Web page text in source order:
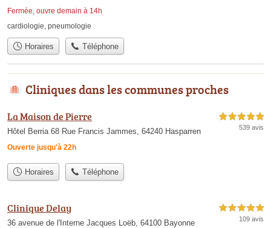
Fermée, ouvre demain à 14h
cardiologie pneumologie
Horaires Téléphone
Cliniques dans les communes proches
La Maison de Pierre
Hôtel Berria 68 Rue Francis Jammes, 64240 Hasparren
Ouverte jusqu'à 22h
5,0 étoiles sur 5
539 avis
Horaires Téléphone
Clinique Delay
36 avenue de l'Interne Jacques Loëb, 64100 Bayonne
5,0 étoiles sur 5
109 avis